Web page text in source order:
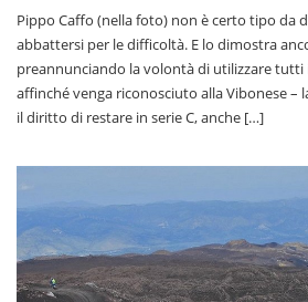
Pippo Caffo (nella foto) non è certo tipo da
abbattersi per le difficoltà. E lo dimostra
preannunciando la volontà di utilizzare tutti
affinché venga riconosciuto alla Vibonese –
il diritto di restare in serie C, anche […]